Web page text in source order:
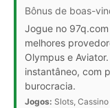
Bônus de boas-
Jogue no
melhores
Olympus e
instantâneo, com
burocracia.
Jogos: Slots,